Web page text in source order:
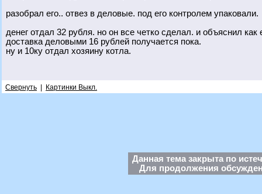
разобрал его.. отвез в деловые. под его контролем упаковали.
денег отдал 32 рубля. но он все четко сделал. и объяснил как
доставка деловыми 16 рублей получается пока.
ну и 10ку отдал хозяину котла.
Свернуть Картинки Выкл.
Данная тема закрыта по
Для продолжения